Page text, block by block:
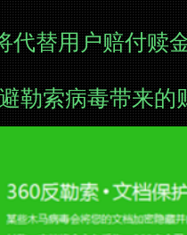
代替用户赔付赎
勒索病毒带来的